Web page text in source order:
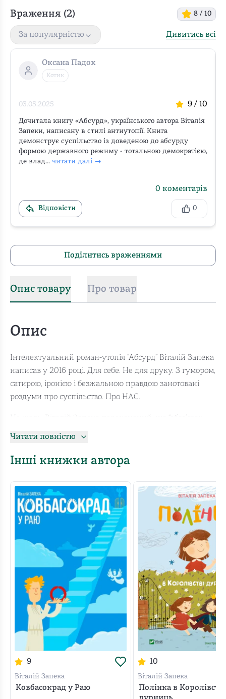
Враження (2) 8 / 10
За популярністю Дивитись всі
Оксана Падох
Котик
03.05.2025 9 / 10
Дочитала книгу «Абсурд», українського автора Віталія
Запеки, написану в стилі антиутопії. Книга
демонструє суспільство із доведеною до абсурду
формою державного режиму - тотальною демократією,
де влад... читати далі →
0 коментарів
Відповісти 0
Поділитись враженнями
Опис товару Про товар
Опис
Інтелектуальний роман-утопія “Абсурд” Віталій Запека
написав у 2016 році. Для себе. Не для друку. З гумором,
сатирою, іронією і безжальною правдою занотовані
роздуми про суспільство. Про НАС.
письменника – надрукувати якомога менше книжок”
перебільшення) не знищений, як кілька інших
до читача – надто пророчими виявились описані події
для України. У романі автор “розважався”, ховаючи за
Думкою Думку.
Читати повністю
Інші книжки автора
9
Віталій Запека
Ковбасокрад у Раю
10
Віталій Запека
Полінка в Королівстві